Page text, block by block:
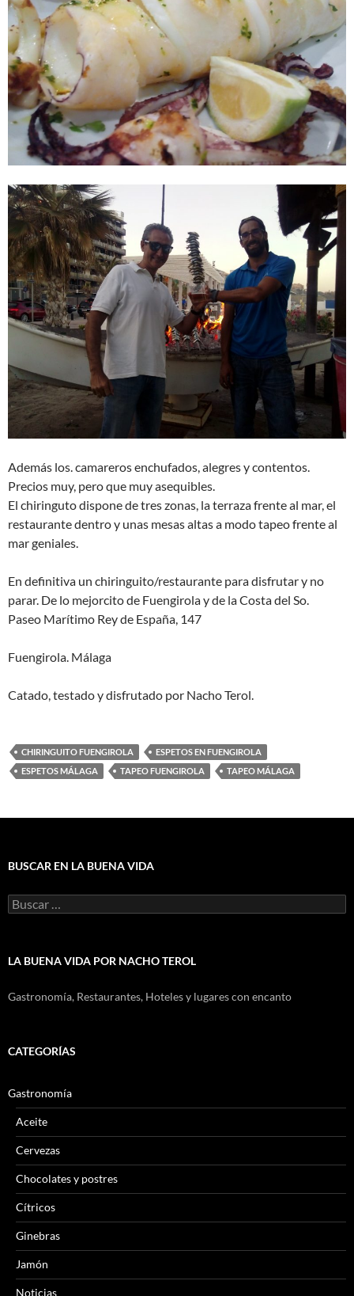
Además los. camareros enchufados, alegres y contentos.
Precios muy, pero que muy asequibles.
El chiringuto dispone de tres zonas, la terraza frente al mar, el
restaurante dentro y unas mesas altas a modo tapeo frente al
mar geniales.
En definitiva un chiringuito/restaurante para disfrutar y no
parar. De lo mejorcito de Fuengirola y de la Costa del So.
Paseo Marítimo Rey de España, 147
Fuengirola. Málaga
Catado, testado y disfrutado por Nacho Terol.
CHIRINGUITO FUENGIROLA
ESPETOS EN FUENGIROLA
ESPETOS MÁLAGA
TAPEO FUENGIROLA TAPEO MÁLAGA
BUSCAR EN LA BUENA VIDA
Buscar:
LA BUENA VIDA POR NACHO TEROL
Gastronomía, Restaurantes, Hoteles y lugares con encanto
CATEGORÍAS
Gastronomía
Aceite
Cervezas
Chocolates y postres
Cítricos
Ginebras
Jamón
Noticias